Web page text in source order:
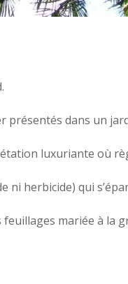
dans un
luxuriante où
ni herbicide) qui
mariée à la